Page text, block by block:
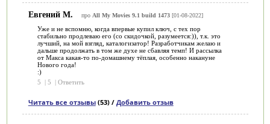
Евгений М. про All My Movies 9.1 build 1473[01-08-2022]
Уже и не вспомню, когда впервые купил ключ, с тех пор
стабильно продлеваю его (со скидочкой, разумеется:)), т.к. это
лучший, на мой взгляд, каталогизатор! Разработчикам желаю и
дальше продолжать в том же духе не сбавляя темп! И рассылка
от Макса какая-то по-домашнему тёплая, особенно накануне
Нового года!
:)
5
5 Ответить
Читать все отзывы(53) / Добавить отзыв